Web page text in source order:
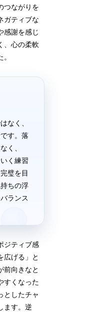
つながりを
ガティブな
感謝を感じ
、心の柔軟
なく、
す。落
く、
く練習
璧を目
ちの浮
ランス
ジティブ感
広げる」と
前向きなと
すくなった
としたチャ
ます。逆